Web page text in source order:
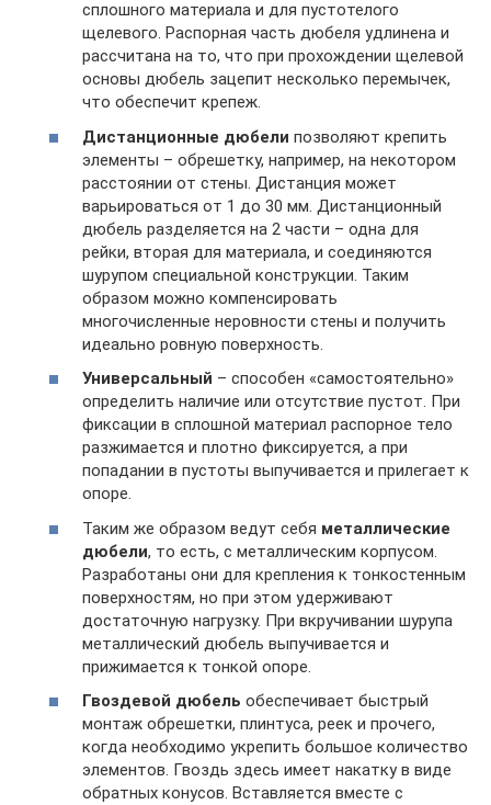
сплошного материала и для пустотелого
щелевого. Распорная часть дюбеля удлинена и
рассчитана на то, что при прохождении щелевой
основы дюбель зацепит несколько перемычек,
что обеспечит крепеж.
Дистанционные дюбели позволяют крепить
элементы – обрешетку, например, на некотором
расстоянии от стены. Дистанция может
варьироваться от 1 до 30 мм. Дистанционный
дюбель разделяется на 2 части – одна для
рейки, вторая для материала, и соединяются
шурупом специальной конструкции. Таким
образом можно компенсировать
многочисленные неровности стены и получить
идеально ровную поверхность.
Универсальный – способен «самостоятельно»
определить наличие или отсутствие пустот. При
фиксации в сплошной материал распорное тело
разжимается и плотно фиксируется, а при
попадании в пустоты выпучивается и прилегает к
опоре.
Таким же образом ведут себя металлические
дюбели, то есть, с металлическим корпусом.
Разработаны они для крепления к тонкостенным
поверхностям, но при этом удерживают
достаточную нагрузку. При вкручивании шурупа
металлический дюбель выпучивается и
прижимается к тонкой опоре.
Гвоздевой дюбель обеспечивает быстрый
монтаж обрешетки, плинтуса, реек и прочего,
когда необходимо укрепить большое количество
элементов. Гвоздь здесь имеет накатку в виде
обратных конусов. Вставляется вместе с